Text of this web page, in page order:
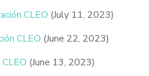
CLEO (July 11, 2023)
CLEO (June 22, 2023)
(June 13, 2023)